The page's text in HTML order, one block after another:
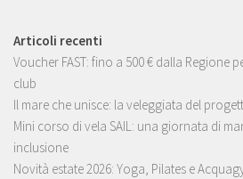
Articoli recenti
Voucher FAST: fino a 500 € dalla Regione
club
Il mare che unisce: la veleggiata del
Mini corso di vela SAIL: una giornata di
inclusione
Novità estate 2026: Yoga, Pilates e